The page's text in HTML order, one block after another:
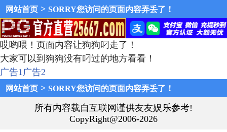
网站首页 > SORRY您访问的页面内容弄丢了！
哎哟喂！页面内容让狗狗叼走了！
大家可以到狗狗没有叼过的地方看看！
广告1广告2
网站首页 > SORRY您访问的页面内容弄丢了！
所有内容载自互联网谨供友友娱乐参考!
CopyRight@2006-2026